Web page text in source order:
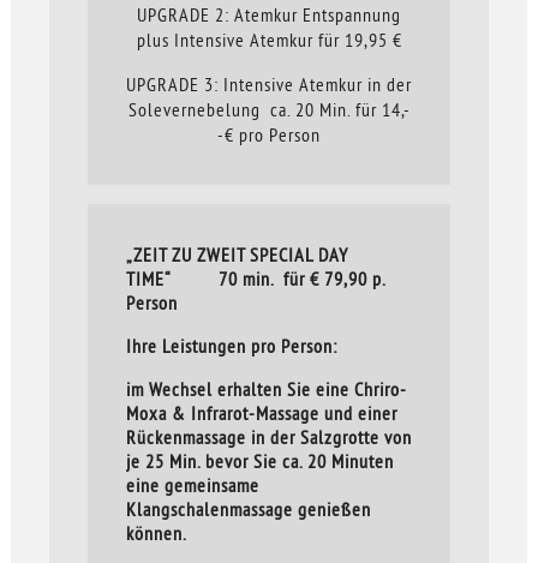
UPGRADE 2: Atemkur Entspannung
plus Intensive Atemkur für 19,95 €
UPGRADE 3: Intensive Atemkur in der
Solevernebelung ca. 20 Min. für 14,-
-€ pro Person
„ZEIT ZU ZWEIT SPECIAL DAY
TIME“ 70 min. für € 79,90 p.
Person
Ihre Leistungen pro Person:
im Wechsel erhalten Sie eine Chriro-
Moxa & Infrarot-Massage und einer
Rückenmassage in der Salzgrotte von
je 25 Min. bevor Sie ca. 20 Minuten
eine gemeinsame
Klangschalenmassage genießen
können.